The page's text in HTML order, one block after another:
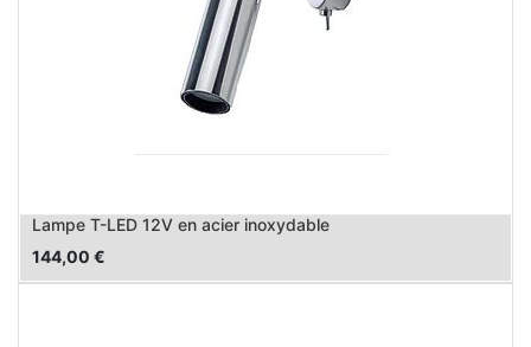
Lampe T-LED 12V en acier inoxydable
144,00 €